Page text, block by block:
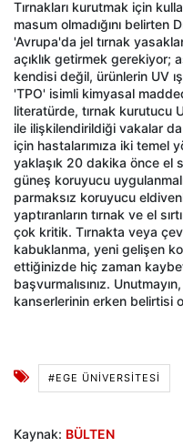
Tırnakları kurutmak için
masum olmadığını belirten
'Avrupa'da jel tırnak
açıklık getirmek gerekiyor;
kendisi değil, ürünlerin UV
'TPO' isimli kimyasal
literatürde, tırnak kurutucu
ile ilişkilendirildiği vakalar
için hastalarımıza iki temel
yaklaşık 20 dakika önce el
güneş koruyucu uygulanmalı
parmaksız koruyucu
yaptıranların tırnak ve el
çok kritik. Tırnakta veya
kabuklanma, yeni gelişen
ettiğinizde hiç zaman
başvurmalısınız.
kanserlerinin erken belirtisi
#EGE ÜNİVERSİTESİ
Kaynak: BÜLTEN